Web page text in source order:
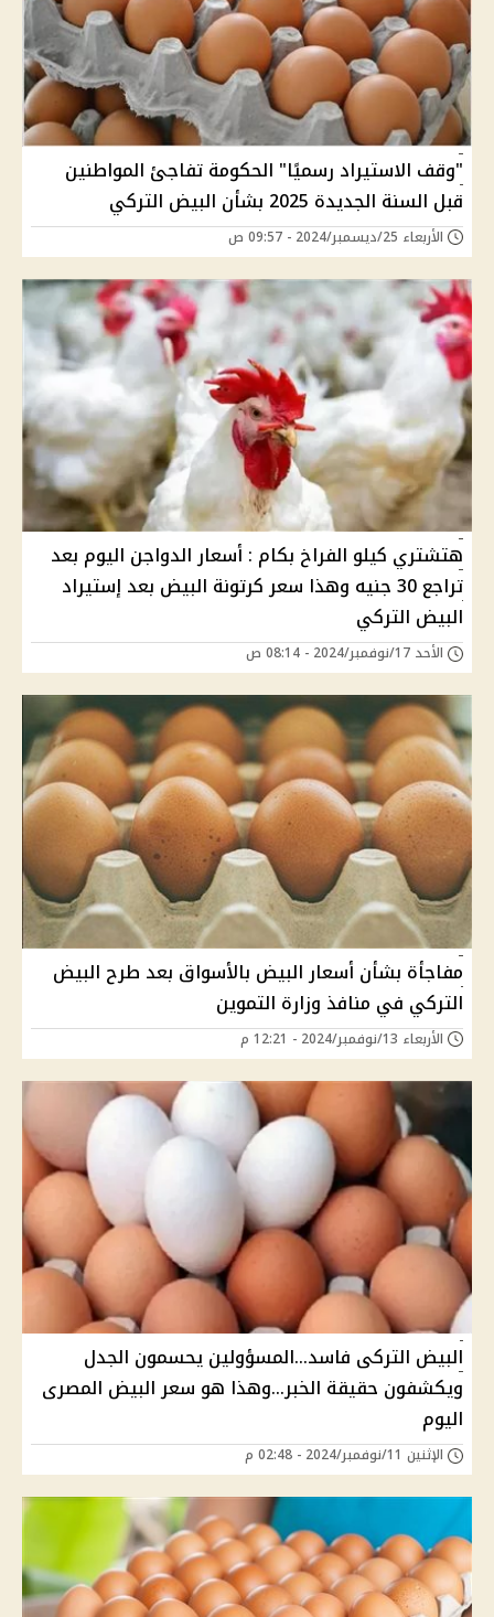
"وقف الاستيراد رسميًا" الحكومة تفاجئ المواطنين
قبل السنة الجديدة 2025 بشأن البيض التركي
الأربعاء 25/ديسمبر/2024 - 09:57 ص
هتشتري كيلو الفراخ بكام : أسعار الدواجن اليوم بعد
تراجع 30 جنيه وهذا سعر كرتونة البيض بعد إستيراد
البيض التركي
الأحد 17/نوفمبر/2024 - 08:14 ص
مفاجأة بشأن أسعار البيض بالأسواق بعد طرح البيض
التركي في منافذ وزارة التموين
الأربعاء 13/نوفمبر/2024 - 12:21 م
البيض التركى فاسد...المسؤولين يحسمون الجدل
ويكشفون حقيقة الخبر...وهذا هو سعر البيض المصرى
اليوم
الإثنين 11/نوفمبر/2024 - 02:48 م